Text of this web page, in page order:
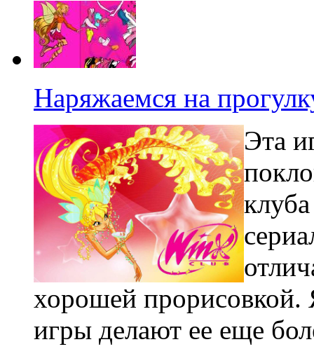
Наряжаемся на
Эта
хорошей прорисовкой.
игры делают ее еще